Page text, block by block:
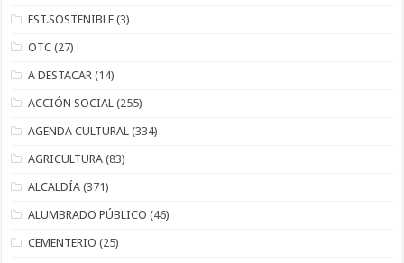
EST.SOSTENIBLE (3)
OTC (27)
A DESTACAR (14)
ACCIÓN SOCIAL (255)
AGENDA CULTURAL (334)
AGRICULTURA (83)
ALCALDÍA (371)
ALUMBRADO PÚBLICO (46)
CEMENTERIO (25)